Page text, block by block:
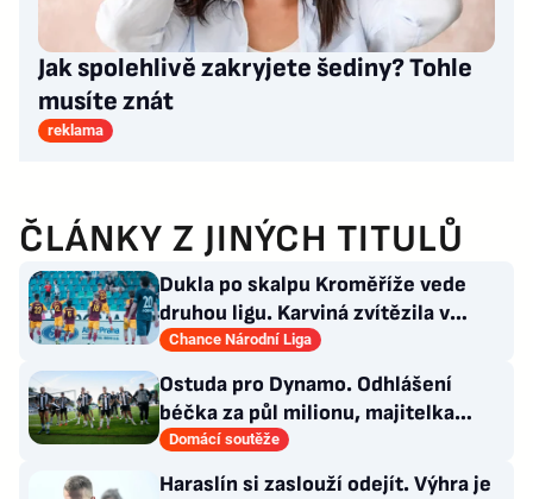
Jak spolehlivě zakryjete šediny? Tohle
musíte znát
reklama
ČLÁNKY Z JINÝCH TITULŮ
Dukla po skalpu Kroměříže vede
druhou ligu. Karviná zvítězila v
Prostějově, remíza Ústí
Chance Národní Liga
Ostuda pro Dynamo. Odhlášení
béčka za půl milionu, majitelka
odmítla nabídku kraje
Domácí soutěže
Haraslín si zaslouží odejít. Výhra je